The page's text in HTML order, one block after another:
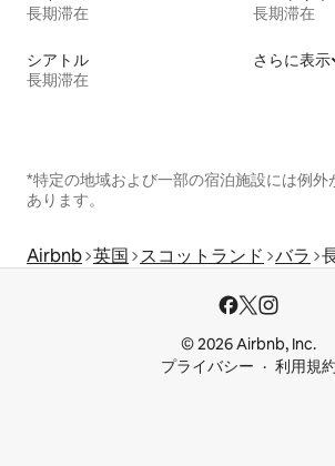
長期滞在
長期滞在
シアトル
長期滞在
さらに表示
*特定の地域および一部の宿泊施設には例外
あります。
Airbnb 英国 スコットランド バラ
© 2026 Airbnb, Inc.
プライバシー
利用規約